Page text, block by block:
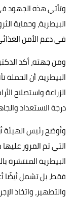
وتأتي هذه الجهود
البيطرية، وحماية
في دعم الأمن
ومن جهته، أكد
البيطرية، أن الحملة
الزراعة واستصلاح
درجة الاستعداد
وأوضح رئيس الهيئة
التي تم المرور
البيطرية المنتشرة
فقط، بل تشمل أيضًا
والتطهير، واتخاذ